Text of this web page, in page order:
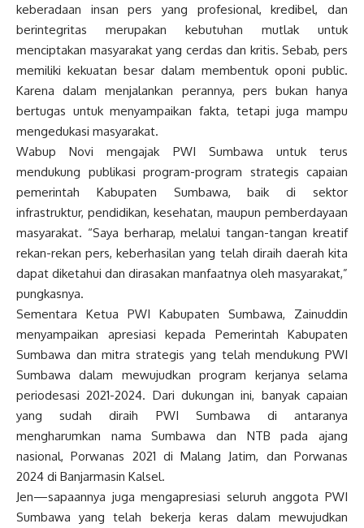
keberadaan insan pers yang profesional, kredibel, dan
berintegritas merupakan kebutuhan mutlak untuk
menciptakan masyarakat yang cerdas dan kritis. Sebab, pers
memiliki kekuatan besar dalam membentuk oponi public.
Karena dalam menjalankan perannya, pers bukan hanya
bertugas untuk menyampaikan fakta, tetapi juga mampu
mengedukasi masyarakat.
Wabup Novi mengajak PWI Sumbawa untuk terus
mendukung publikasi program-program strategis capaian
pemerintah Kabupaten Sumbawa, baik di sektor
infrastruktur, pendidikan, kesehatan, maupun pemberdayaan
masyarakat. “Saya berharap, melalui tangan-tangan kreatif
rekan-rekan pers, keberhasilan yang telah diraih daerah kita
dapat diketahui dan dirasakan manfaatnya oleh masyarakat,”
pungkasnya.
Sementara Ketua PWI Kabupaten Sumbawa, Zainuddin
menyampaikan apresiasi kepada Pemerintah Kabupaten
Sumbawa dan mitra strategis yang telah mendukung PWI
Sumbawa dalam mewujudkan program kerjanya selama
periodesasi 2021-2024. Dari dukungan ini, banyak capaian
yang sudah diraih PWI Sumbawa di antaranya
mengharumkan nama Sumbawa dan NTB pada ajang
nasional, Porwanas 2021 di Malang Jatim, dan Porwanas
2024 di Banjarmasin Kalsel.
Jen—sapaannya juga mengapresiasi seluruh anggota PWI
Sumbawa yang telah bekerja keras dalam mewujudkan